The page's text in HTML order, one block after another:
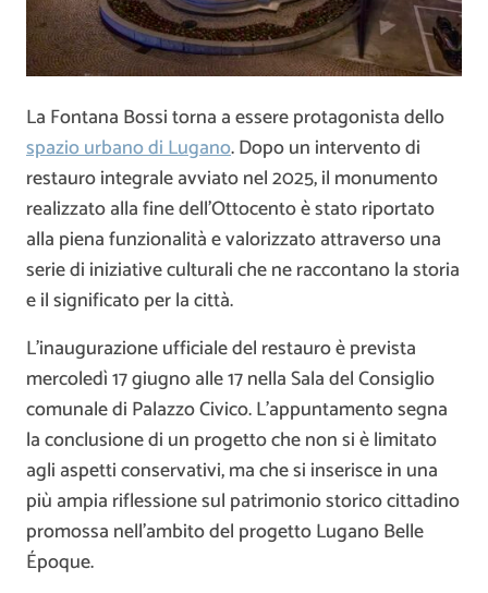
La Fontana Bossi torna a essere protagonista dello
spazio urbano di Lugano. Dopo un intervento di
restauro integrale avviato nel 2025, il monumento
realizzato alla fine dell’Ottocento è stato riportato
alla piena funzionalità e valorizzato attraverso una
serie di iniziative culturali che ne raccontano la storia
e il significato per la città.
L’inaugurazione ufficiale del restauro è prevista
mercoledì 17 giugno alle 17 nella Sala del Consiglio
comunale di Palazzo Civico. L’appuntamento segna
la conclusione di un progetto che non si è limitato
agli aspetti conservativi, ma che si inserisce in una
più ampia riflessione sul patrimonio storico cittadino
promossa nell’ambito del progetto Lugano Belle
Époque.